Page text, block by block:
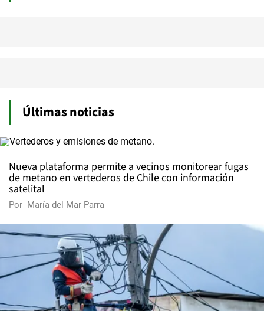
Últimas noticias
Nueva plataforma permite a vecinos monitorear fugas
de metano en vertederos de Chile con información
satelital
Por María del Mar Parra